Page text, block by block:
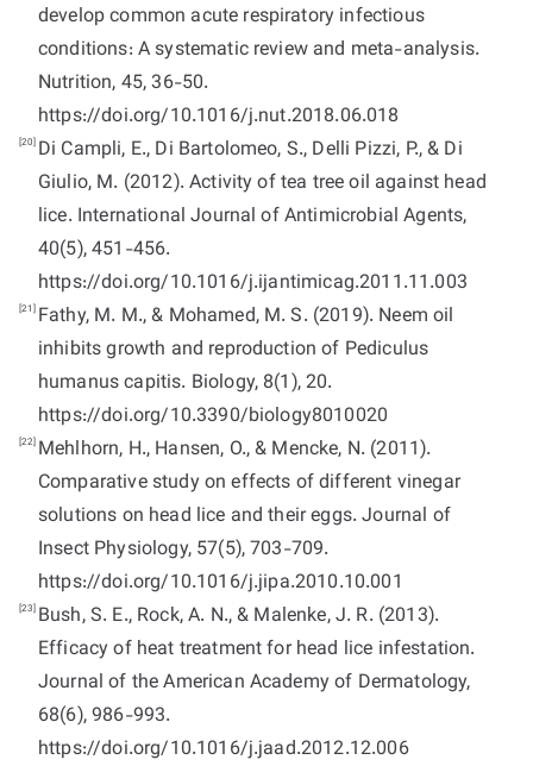
develop common acute respiratory infectious
conditions: A systematic review and meta-analysis.
Nutrition, 45, 36-50.
https://doi.org/10.1016/j.nut.2018.06.018
[20] Di Campli, E., Di Bartolomeo, S., Delli Pizzi, P., & Di
Giulio, M. (2012). Activity of tea tree oil against head
lice. International Journal of Antimicrobial Agents,
40(5), 451-456.
https://doi.org/10.1016/j.ijantimicag.2011.11.003
[21] Fathy, M. M., & Mohamed, M. S. (2019). Neem oil
inhibits growth and reproduction of Pediculus
humanus capitis. Biology, 8(1), 20.
https://doi.org/10.3390/biology8010020
[22] Mehlhorn, H., Hansen, O., & Mencke, N. (2011).
Comparative study on effects of different vinegar
solutions on head lice and their eggs. Journal of
Insect Physiology, 57(5), 703-709.
https://doi.org/10.1016/j.jipa.2010.10.001
[23] Bush, S. E., Rock, A. N., & Malenke, J. R. (2013).
Efficacy of heat treatment for head lice infestation.
Journal of the American Academy of Dermatology,
68(6), 986-993.
https://doi.org/10.1016/j.jaad.2012.12.006